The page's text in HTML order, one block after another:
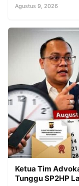
Agustus 9, 2026
Ketua Tim
Tunggu SP2HP